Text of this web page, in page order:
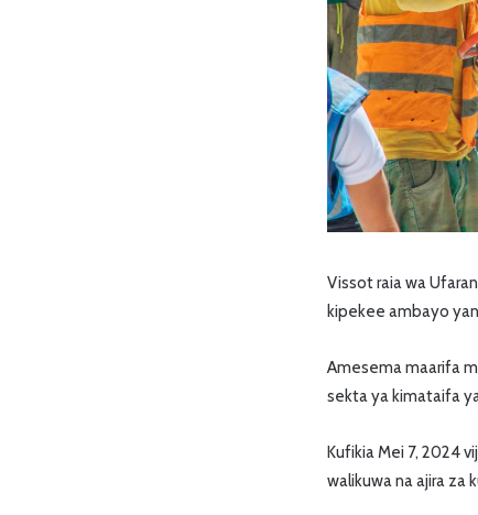
Vissot raia wa
kipekee ambayo
Amesema maarifa
sekta ya kimataifa
Kufikia Mei 7, 2024
walikuwa na ajira za